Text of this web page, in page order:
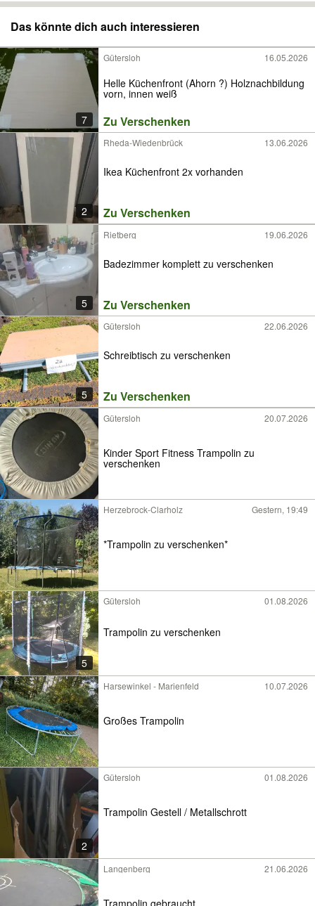
Das könnte dich auch interessieren
7
Gütersloh 16.05.2026
Helle Küchenfront (Ahorn ?) Holznachbildung
vorn, innen weiß
Zu Verschenken
2
Rheda-Wiedenbrück 13.06.2026
Ikea Küchenfront 2x vorhanden
Zu Verschenken
5
Rietberg 19.06.2026
Badezimmer komplett zu verschenken
Zu Verschenken
5
Gütersloh 22.06.2026
Schreibtisch zu verschenken
Zu Verschenken
Gütersloh 20.07.2026
Kinder Sport Fitness Trampolin zu
verschenken
Herzebrock-Clarholz Gestern, 19:49
*Trampolin zu verschenken*
5
Gütersloh 01.08.2026
Trampolin zu verschenken
Harsewinkel - Marienfeld 10.07.2026
Großes Trampolin
2
Gütersloh 01.08.2026
Trampolin Gestell / Metallschrott
Langenberg 21.06.2026
Trampolin gebraucht